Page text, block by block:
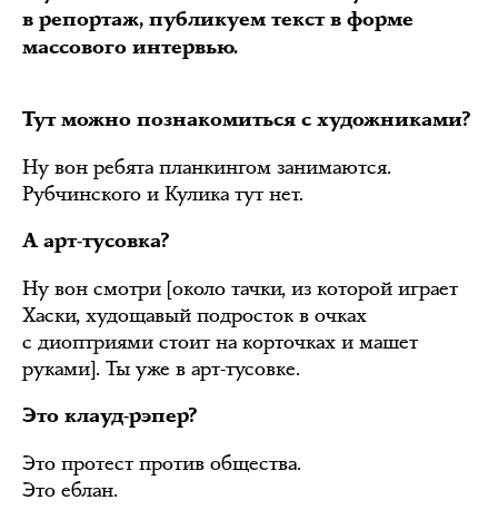
в репортаж, публикуем текст в форме
массового интервью.
Тут можно познакомиться с художниками?
Ну вон ребята планкингом занимаются.
Рубчинского и Кулика тут нет.
А арт-тусовка?
Ну вон смотри [около тачки, из которой играет
Хаски, худощавый подросток в очках
с диоптриями стоит на корточках и машет
руками]. Ты уже в арт-тусовке.
Это клауд-рэпер?
Это протест против общества.
Это еблан.